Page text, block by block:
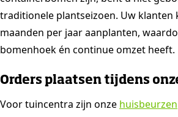
traditionele plantseizoen. Uw klanten
maanden per jaar aanplanten,
bomenhoek én continue omzet heeft.
Orders plaatsen tijdens
Voor tuincentra zijn onze huisbeurzen